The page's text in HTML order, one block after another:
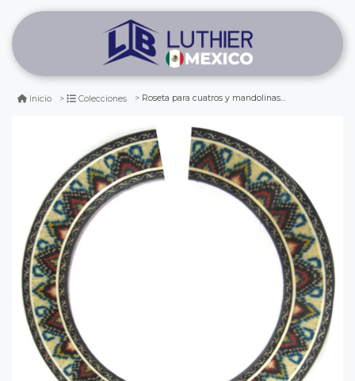
Inicio Colecciones Roseta para cuatros y mandolinas mod vi